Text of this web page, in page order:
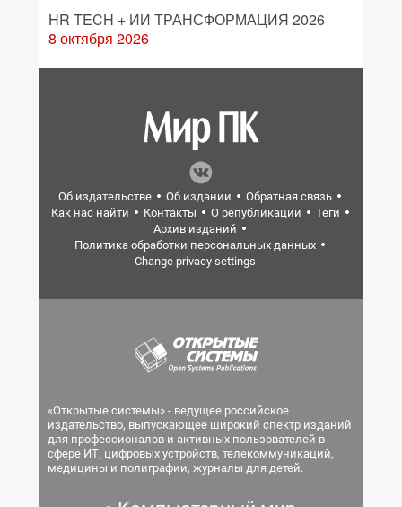
HR TECH + ИИ ТРАНСФОРМАЦИЯ 2026
8 октября 2026
Об издательстве Об издании
Обратная связь
Как нас найти
Контакты О републикации
Теги
Архив изданий
Политика обработки персональных данных
Change privacy settings
«Открытые системы» - ведущее российское
издательство, выпускающее широкий спектр изданий
для профессионалов и активных пользователей в
сфере ИТ, цифровых устройств, телекоммуникаций,
медицины и полиграфии, журналы для детей.